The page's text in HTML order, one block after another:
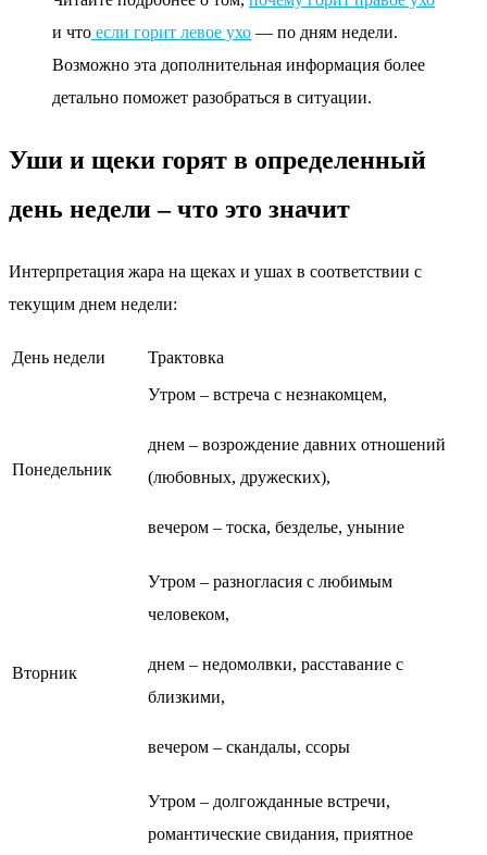
и что если горит левое ухо — по дням недели.
Возможно эта дополнительная информация более
детально поможет разобраться в ситуации.
Уши и щеки горят в определенный
день недели – что это значит
Интерпретация жара на щеках и ушах в соответствии с
текущим днем недели:
День недели Трактовка
Понедельник
Утром – встреча с незнакомцем,
днем – возрождение давних отношений
(любовных, дружеских),
вечером – тоска, безделье, уныние
Вторник
Утром – разногласия с любимым
человеком,
днем – недомолвки, расставание с
близкими,
вечером – скандалы, ссоры
Утром – долгожданные встречи,
романтические свидания, приятное